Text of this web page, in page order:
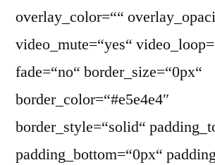
overlay_color=““
video_mute=“yes“
fade=“no“ border_size=“0px“
border_color=“#e5e4e4″
border_style=“solid“
padding_bottom=“0px“